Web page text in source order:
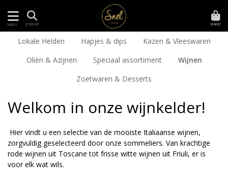
MENU ZOEKEN MAND
Lokale Helden Hapjes & dips
Kazen & Vleeswaren
Oliën & Azijnen
Speciaal assortiment
Wijnen
Zoetwaren & Desserts
Welkom in onze wijnkelder!
Hier vindt u een selectie van de mooiste Italiaanse wijnen,
zorgvuldig geselecteerd door onze sommeliers. Van krachtige
rode wijnen uit Toscane tot frisse witte wijnen uit Friuli, er is
voor elk wat wils.